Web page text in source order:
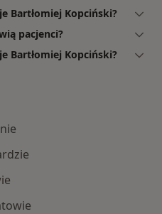
Bartłomiej Kopciński?
pacjenci?
Bartłomiej Kopciński?